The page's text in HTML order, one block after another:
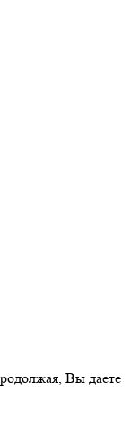
Вы даете